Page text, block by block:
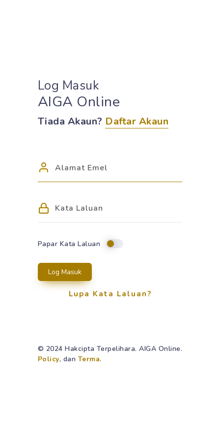
Log Masuk
AIGA Online
Tiada Akaun? Daftar Akaun
Papar Kata Laluan
Log Masuk
Lupa Kata Laluan?
© 2024 Hakcipta Terpelihara. AIGA Online.
Policy, dan Terma.